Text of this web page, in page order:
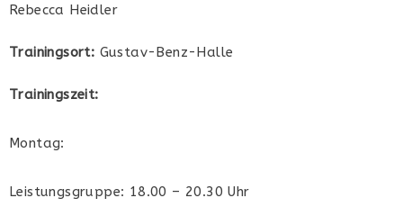
Rebecca Heidler
Trainingsort: Gustav-Benz-Halle
Trainingszeit:
Montag:
Leistungsgruppe: 18.00 – 20.30 Uhr